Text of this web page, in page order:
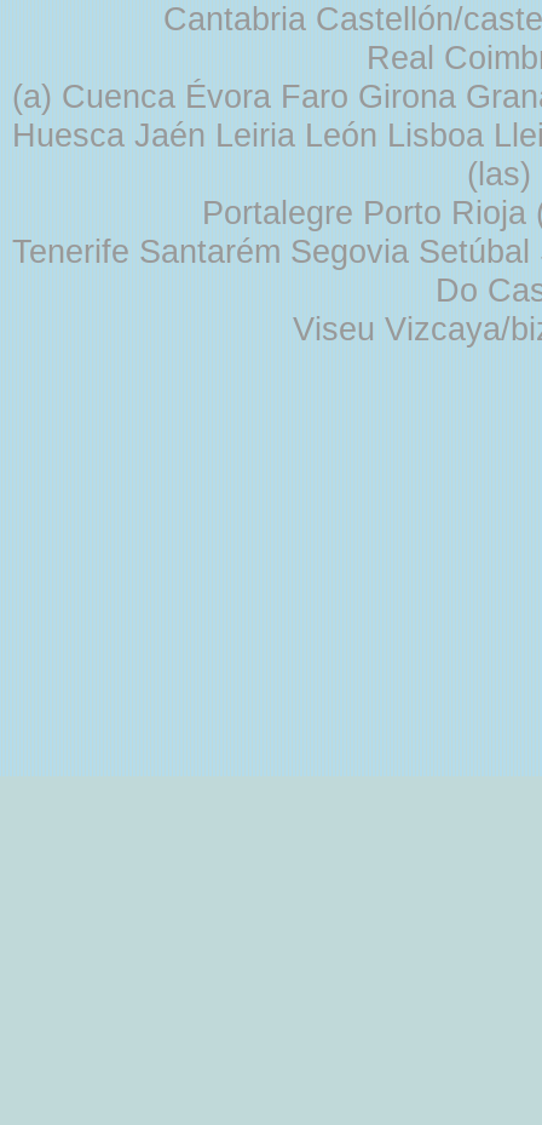
Cantabria Castellón/
Real
(a) Cuenca Évora Faro Girona
Huesca Jaén Leiria León Lisboa
Portalegre Porto
Tenerife Santarém Segovia
Do
Viseu Vizcaya/